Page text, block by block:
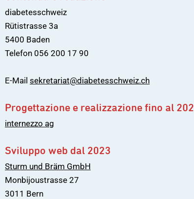
diabetesschweiz
Rütistrasse 3a
5400 Baden
Telefon 056 200 17 90
E-Mail sekretariat@diabetesschweiz.ch
Progettazione e realizzazione fino al
internezzo ag
Sviluppo web dal 2023
Sturm und Bräm GmbH
Monbijoustrasse 27
3011 Bern